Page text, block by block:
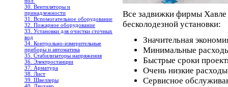
30. Вентиляторы и
принадлежности
31. Вспомогательное оборудование
32. Пожарное оборудование
33. Установки для очистки сточных
вод
34. Контрольно-измерительные
приборы и автоматика
35. Стабилизаторы напряжения
36. Электростанции
37. Арматура
38. Лист
39. Швеллеры
Все задвижки фирмы Хавле
бесколодезной установки:
Значительная
Минимальные
Быстрые сроки
Очень низкие
Сервисное